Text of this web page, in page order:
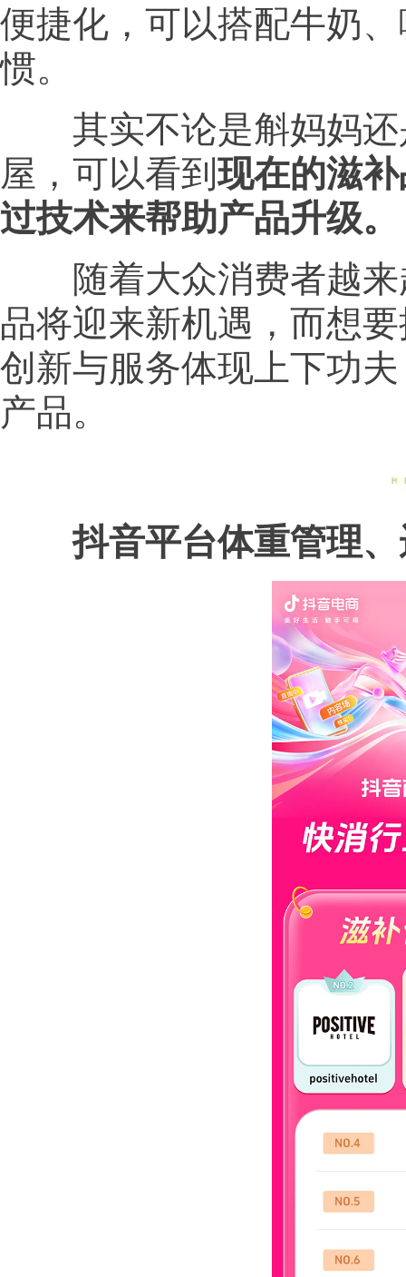
便捷化，可以搭配牛奶
惯。
其实不论是斛妈妈还
屋，可以看到现在的滋
过技术来帮助产品升级。
随着大众消费者越来
品将迎来新机遇，而想
创新与服务体现上下功
产品。
抖音平台体重管理